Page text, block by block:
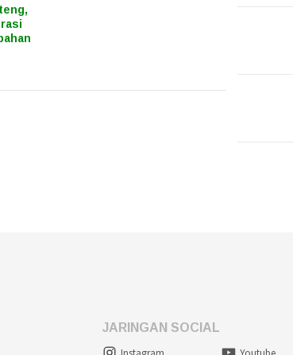
JARINGAN SOCIAL